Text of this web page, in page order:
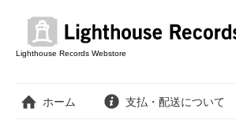
Lighthouse Records Webstore
ホーム 支払・配送について